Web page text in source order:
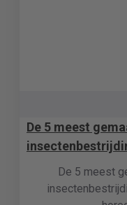
De 5 meest
De 5 meest